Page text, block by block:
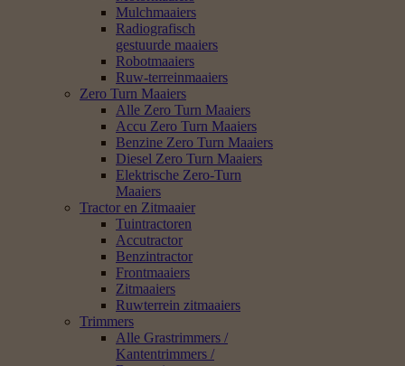
Mulchmaaiers
Radiografisch
gestuurde maaiers
Robotmaaiers
Ruw-terreinmaaiers
Zero Turn Maaiers
Alle Zero Turn Maaiers
Accu Zero Turn Maaiers
Benzine Zero Turn Maaiers
Diesel Zero Turn Maaiers
Elektrische Zero-Turn
Maaiers
Tractor en Zitmaaier
Tuintractoren
Accutractor
Benzintractor
Frontmaaiers
Zitmaaiers
Ruwterrein zitmaaiers
Trimmers
Alle Grastrimmers /
Kantentrimmers /